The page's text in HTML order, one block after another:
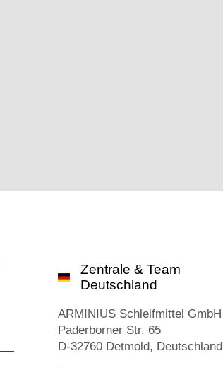
Zentrale & Team
Deutschland
ARMINIUS Schleifmittel GmbH
Paderborner Str. 65
D-32760 Detmold, Deutschland